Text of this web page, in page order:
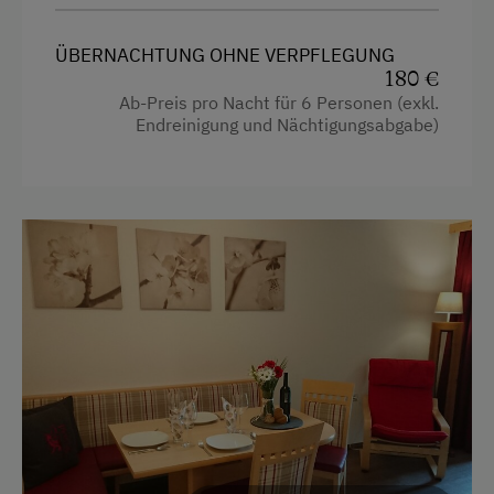
Trockenraum
Verpflegung
Internet
Kostenloses Internet
WiFi
Freizeitaktivitäten am Betrieb und in der
Umgebung
Almausflüge
Almwandern
Mikrowelle
Toilette
Küchenausstattung
Kühlschrank
Kaffeemaschine
Toaster
ÜBERNACHTUNG OHNE VERPFLEGUNG
180 €
Ab-Preis pro Nacht für 6 Personen (exkl.
Endreinigung und Nächtigungsabgabe)